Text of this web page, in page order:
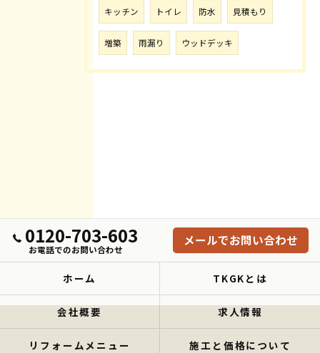
キッチン トイレ 防水 見積もり
増築 雨漏り ウッドデッキ
0120-703-603
お電話でのお問い合わせ
メールでお問い合わせ
ホーム TKGKとは
会社概要 求人情報
リフォームメニュー 施工と価格について